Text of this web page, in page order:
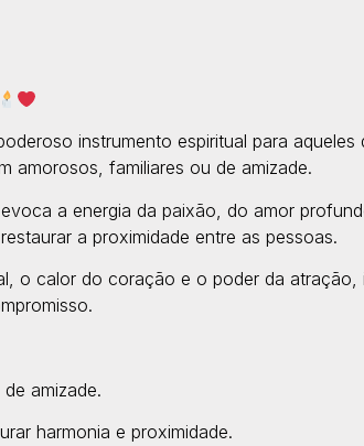
instrumento espiritual para
amorosos, familiares ou de amizade.
a energia da paixão, do amor
a proximidade entre as pessoas.
o calor do coração e o poder da atração,
amizade.
harmonia e proximidade.